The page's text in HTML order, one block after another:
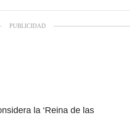
la ‘Reina de las